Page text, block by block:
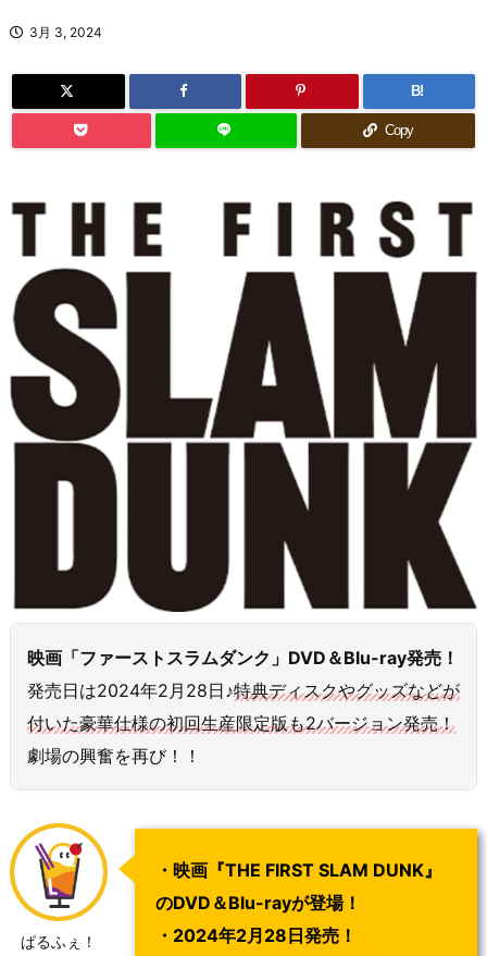
3月 3, 2024
B!
Copy
映画「ファーストスラムダンク」DVD＆Blu-ray発売！
発売日は2024年2月28日♪特典ディスクやグッズなどが
付いた豪華仕様の初回生産限定版も2バージョン発売！
劇場の興奮を再び！！
ぱるふぇ！
・映画『THE FIRST SLAM DUNK』
のDVD＆Blu-rayが登場！
・2024年2月28日発売！